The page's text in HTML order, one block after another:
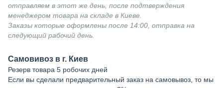
отправляем в этот же день, после подтверждения
менеджером товара на складе в Киеве.
Заказы которые оформлены после 14:00, отправка на
следующий рабочий день.
Самовивоз в г. Киев
Резерв товара 5 робочих дней
Если вы сделали предварительный заказ на самовывоз, то мы